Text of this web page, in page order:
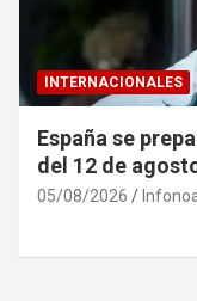
INTERNACIONALES
Ucrania
rusos en
04/08/2026